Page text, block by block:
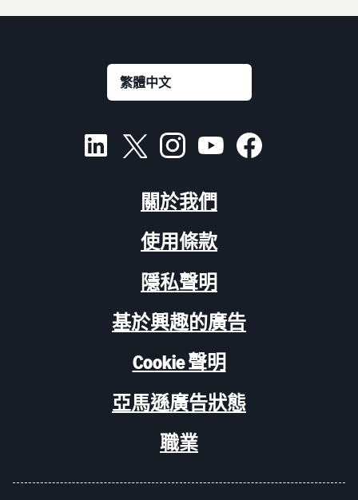
關於我們
使用條款
隱私聲明
基於興趣的廣告
Cookie 聲明
亞馬遜廣告狀態
職業